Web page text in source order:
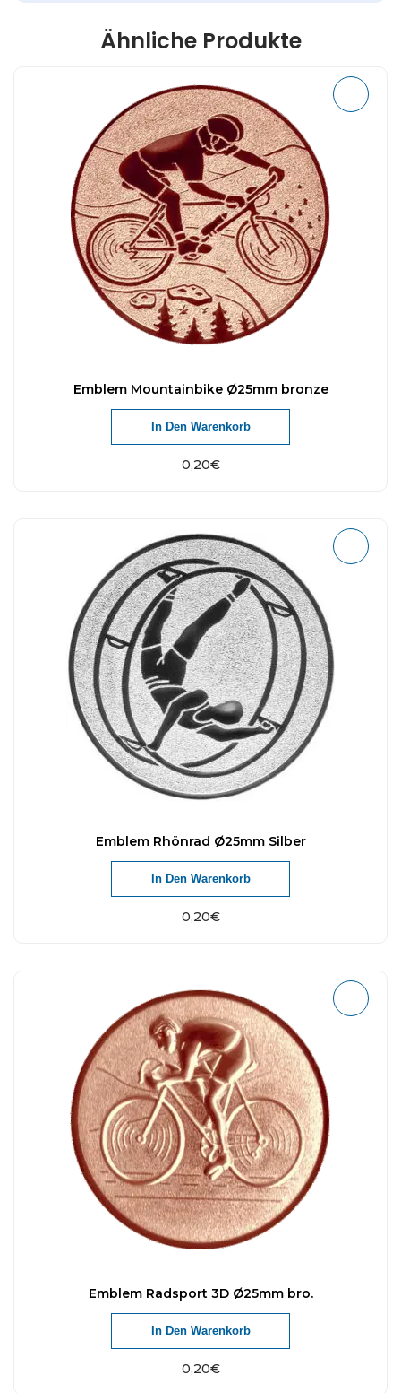
Ähnliche Produkte
Emblem Mountainbike Ø25mm bronze
0,20€
In Den Warenkorb
Emblem Rhönrad Ø25mm Silber
0,20€
In Den Warenkorb
Emblem Radsport 3D Ø25mm bro.
0,20€
In Den Warenkorb